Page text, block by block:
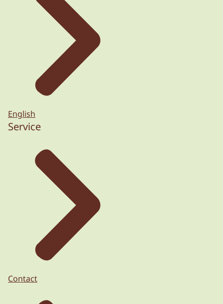
English
Service
Contact